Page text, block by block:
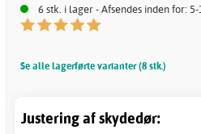
6 stk. i lager - Afsendes inden for:
Se alle lagerførte varianter (8 stk.)
Justering af skydedør: